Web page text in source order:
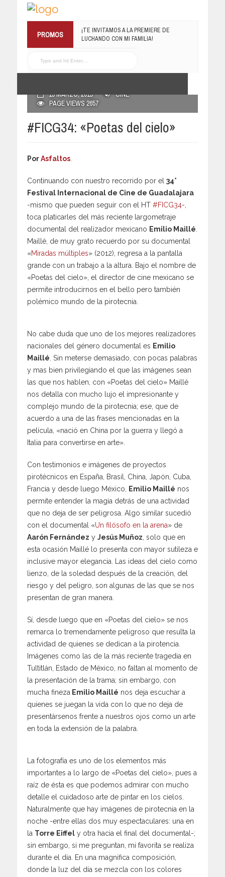
PROMOS
RECONOCE MX TE REGALA EL
COMPILADO #ELRECOMENDADOVOL4
19 MARZO, 2019
CINE
PAGE VIEWS 2657
#FICG34: «Poetas del cielo»
PorAsfaltos
Continuando con nuestro recorrido por el 34°
Festival Internacional de Cine de Guadalajara
-mismo que pueden seguir con el HT #FICG34-,
toca platicarles del más reciente largometraje
documental del realizador mexicano Emilio Maillé
Maillé, de muy grato recuerdo por su documental
«Miradas múltiples» (2012), regresa a la pantalla
grande con un trabajo a la altura. Bajo el nombre de
«Poetas del cielo», el director de cine mexicano se
permite introducirnos en el bello pero también
polémico mundo de la pirotecnia.
No cabe duda que uno de los mejores realizadores
nacionales del género documental es Emilio
Maillé . Sin meterse demasiado, con pocas palabras
y mas bien privilegiando el que las imágenes sean
las que nos hablen, con «Poetas del cielo» Maillé
nos detalla con mucho lujo el impresionante y
complejo mundo de la pirotecnia; ese, que de
acuerdo a una de las frases mencionadas en la
película, «nació en China por la guerra y llegó a
Italia para convertirse en arte».
Con testimonios e imágenes de proyectos
pirotécnicos en España, Brasil, China, Japón, Cuba,
Francia y desde luego México,
Emilio Maillé nos
permite entender la magia detrás de una actividad
que no deja de ser peligrosa. Algo similar sucedió
con el documental «Un filósofo en la arena» de
Aarón Fernández y Jesús Muñoz , solo que en
esta ocasión Maillé lo presenta con mayor sutileza e
inclusive mayor elegancia. Las ideas del cielo como
lienzo, de la soledad después de la creación, del
riesgo y del peligro, son algunas de las que se nos
presentan de gran manera.
Sí, desde luego que en «Poetas del cielo» se nos
remarca lo tremendamente peligroso que resulta la
actividad de quienes se dedican a la pirotencia.
Imágenes como las de la más reciente tragedia en
Tultitlán, Estado de México, no faltan al momento de
la presentación de la trama; sin embargo, con
mucha fineza Emilio Maillé nos deja escuchar a
quienes se juegan la vida con lo que no deja de
presentársenos frente a nuestros ojos como un arte
en toda la extensión de la palabra.
La fotografía es uno de los elementos más
importantes a lo largo de «Poetas del cielo», pues a
raíz de ésta es que podemos admirar con mucho
detalle el cuidadoso arte de pintar en los cielos.
Naturalmente que hay imágenes de pirotecnia en la
noche -entre ellas dos muy espectaculares: una en
la Torre Eiffel y otra hacia el final del documental-;
sin embargo, si me preguntan, mi favorita se realiza
durante el día. En una magnífica composición,
donde la luz del día se mezcla con los colores